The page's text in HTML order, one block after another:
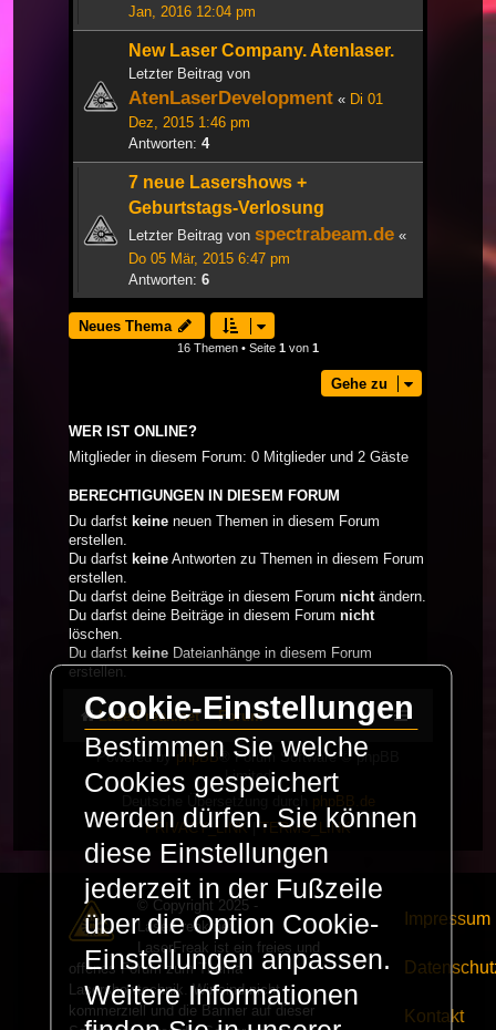
Jan, 2016 12:04 pm
New Laser Company. Atenlaser.
Letzter Beitrag von
AtenLaserDevelopment « Di 01
Dez, 2015 1:46 pm
Antworten: 4
7 neue Lasershows +
Geburtstags-Verlosung
Letzter Beitrag von spectrabeam.de «
Do 05 Mär, 2015 6:47 pm
Antworten: 6
Neues Thema
16 Themen • Seite 1 von 1
Gehe zu
WER IST ONLINE?
Mitglieder in diesem Forum: 0 Mitglieder und 2 Gäste
BERECHTIGUNGEN IN DIESEM FORUM
Du darfst keine neuen Themen in diesem Forum
erstellen.
Du darfst keine Antworten zu Themen in diesem Forum
erstellen.
Du darfst deine Beiträge in diesem Forum nichtändern.
Du darfst deine Beiträge in diesem Forum nicht
löschen.
Du darfst keine Dateianhänge in diesem Forum
erstellen.
LaserFreak.net Forum
Powered byphpBB ® Forum Software © phpBB
Limited
Deutsche Übersetzung durch phpBB.de
PRIVACY_LINK|TERMS_LINK
© Copyright 2025 -
LaserFreak.net
LaserFreak ist ein freies und
offenes Forum zum Thema
Lasershowtechnik. Wir sind nicht
kommerziell und die Banner auf dieser
Impressum
Kontakt
Cookie-Einstellungen
Bestimmen Sie welche
Cookies gespeichert
werden dürfen. Sie können
diese Einstellungen
jederzeit in der Fußzeile
über die Option Cookie-
Einstellungen anpassen.
Weitere Informationen